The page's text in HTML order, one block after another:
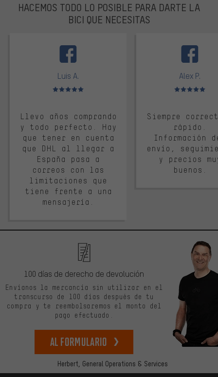
HACEMOS TODO LO POSIBLE PARA DARTE LA
BICI QUE NECESITAS
Luis A.
Valoración media: 5 de 5
Llevo años comprando
y todo perfecto. Hay
que tener en cuenta
que DHL al llegar a
España pasa a
correos con las
limitaciones que
tiene frente a una
mensajería.
Alex P.
Valoración
Siempre
rápido.
Información
envío,
y precios
buenos.
Herbert, General Operations & Services
100 días de derecho de devolución
Envíanos la mercancía sin utilizar en el
transcurso de 100 días después de tu
compra y te reembolsaremos el monto del
pago efectuado.
Al formulario